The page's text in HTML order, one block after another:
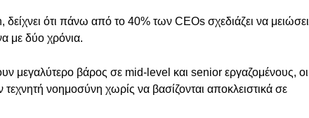
ότι πάνω από το 40% των CEOs σχεδιάζει να μειώσει
με δύο χρόνια.
μεγαλύτερο βάρος σε mid-level και senior εργαζομένους, οι
νοημοσύνη χωρίς να βασίζονται αποκλειστικά σε